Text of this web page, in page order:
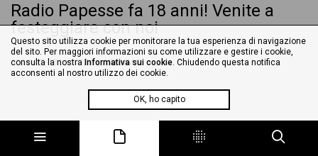
Radio Papesse fa 18 anni! Venite a
festeggiare con noi
2024-07-08 | NOTIZIE | ARCHIVIO
Questo sito utilizza cookie per monitorare la tua esperienza di navigazione
del sito. Per maggiori informazioni su come utilizzare e gestire i cookie,
consulta la nostra Informativa sui cookie. Chiudendo questa notifica
acconsenti al nostro utilizzo dei cookie.
OK, ho capito